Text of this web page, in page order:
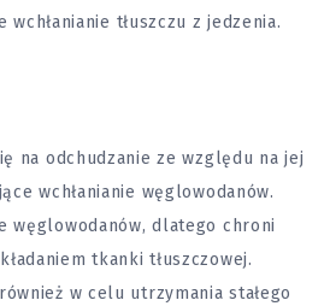
wchłanianie tłuszczu z jedzenia.
na odchudzanie ze względu na jej
wchłanianie węglowodanów.
węglowodanów, dlatego chroni
tkanki tłuszczowej.
w celu utrzymania stałego